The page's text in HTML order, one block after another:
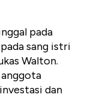
pada
sang istri
Walton.
anggota
dan